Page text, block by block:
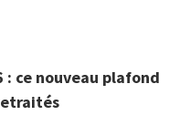
: ce nouveau plafond